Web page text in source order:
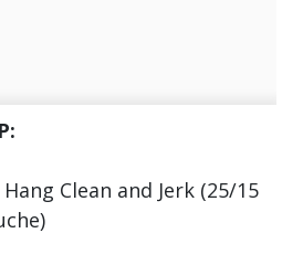
Clean and Jerk (25/15